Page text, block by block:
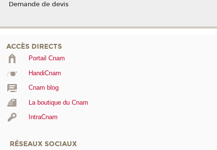
Demande de devis
ACCÈS DIRECTS
Portail Cnam
HandiCnam
Cnam blog
La boutique du Cnam
IntraCnam
RÉSEAUX SOCIAUX